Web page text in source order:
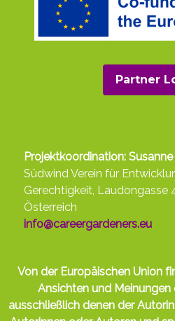
Partner
Projektkoordination:
Südwind Verein für
Gerechtigkeit, Laudongasse
Österreich
info@careergardeners.eu
Von der Europäischen Union
Ansichten und
ausschließlich denen der